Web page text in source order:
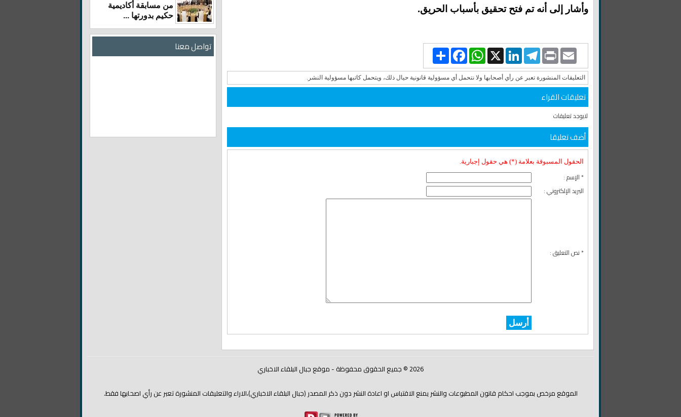
وأشار إلى أنه تم فتح تحقيق بأسباب الحريق.
Share
Facebook
WhatsApp X
LinkedInTelegram PrintEmail
التعليقات المنشورة تعبر عن رأي أصحابها ولا نتحمل أي مسؤولية قانونية حيال ذلك، ويتحمل كاتبها مسؤولية النشر.
تعليقات القراء
لايوجد تعليقات
أضف تعليقا
الحقول المسبوقة بعلامة (*) هي حقول إجبارية.
* الإسم :
البريد الإلكتروني :
* نص التعليق :
أرسل
من مسابقة أكاديمية
حكيم بدورتها ...
تواصل معنا
2026 © جميع الحقوق محفوظة - موقع جبال البلقاء الاخباري
الموقع مرخص بموجب احكام قانون المطبوعات والنشر يمنع الاقتباس او اعادة النشر دون ذكر المصدر (جبال البلقاء الاخباري)،الاراء والتعليقات المنشورة تعبر عن رأي اصحابها فقط.